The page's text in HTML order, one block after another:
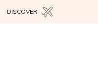
DISCOVER